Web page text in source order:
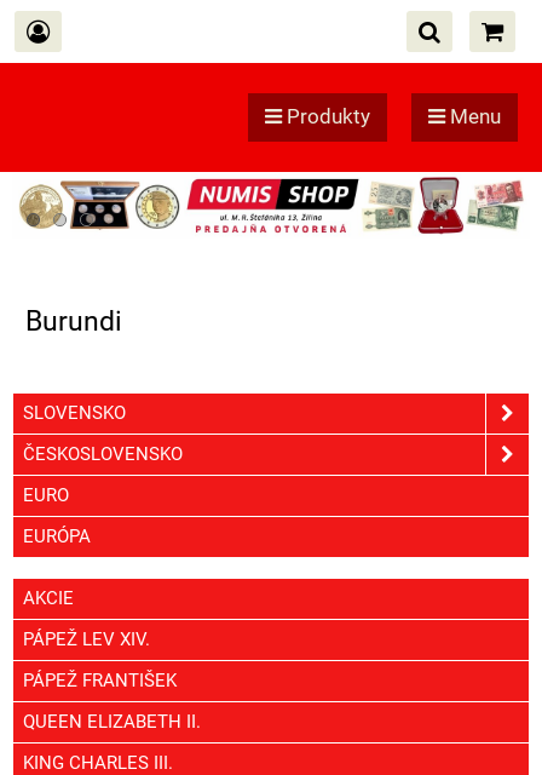
Produkty Menu
Burundi
SLOVENSKO
ČESKOSLOVENSKO
EURO
EURÓPA
AKCIE
PÁPEŽ LEV XIV.
PÁPEŽ FRANTIŠEK
QUEEN ELIZABETH II.
KING CHARLES III.